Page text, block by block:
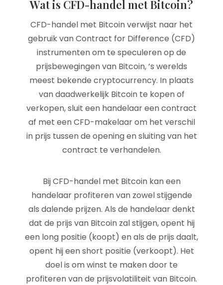
Wat is CFD-handel met Bitcoin?
CFD-handel met Bitcoin verwijst naar het
gebruik van Contract for Difference (CFD)
instrumenten om te speculeren op de
prijsbewegingen van Bitcoin, ’s werelds
meest bekende cryptocurrency. In plaats
van daadwerkelijk Bitcoin te kopen of
verkopen, sluit een handelaar een contract
af met een CFD-makelaar om het verschil
in prijs tussen de opening en sluiting van het
contract te verhandelen.
Bij CFD-handel met Bitcoin kan een
handelaar profiteren van zowel stijgende
als dalende prijzen. Als de handelaar denkt
dat de prijs van Bitcoin zal stijgen, opent hij
een long positie (koopt) en als de prijs daalt,
opent hij een short positie (verkoopt). Het
doel is om winst te maken door te
profiteren van de prijsvolatiliteit van Bitcoin.